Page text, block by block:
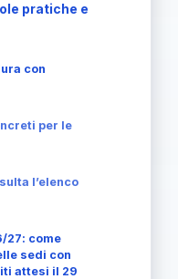
pratiche e
con
per le
l’elenco
27: come
sedi con
attesi il 29